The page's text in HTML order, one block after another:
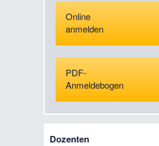
Online
anmelden
PDF-
Anmeldebogen
Dozenten